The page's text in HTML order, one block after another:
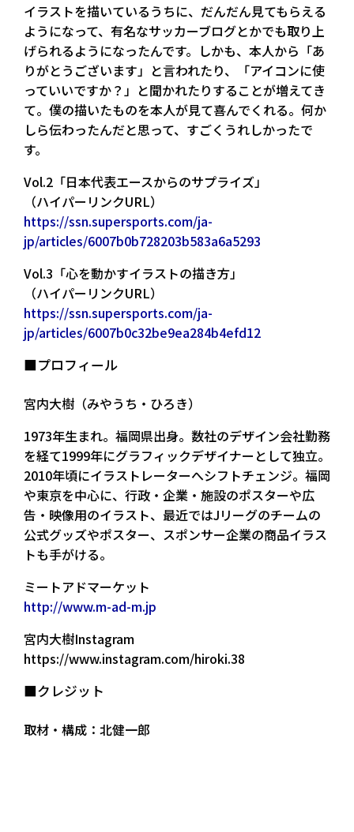
イラストを描いているうちに、だんだん見てもらえる
ようになって、有名なサッカーブログとかでも取り上
げられるようになったんです。しかも、本人から「あ
りがとうございます」と言われたり、「アイコンに使
っていいですか？」と聞かれたりすることが増えてき
て。僕の描いたものを本人が見て喜んでくれる。何か
しら伝わったんだと思って、すごくうれしかったで
す。
Vol.2「日本代表エースからのサプライズ」
（ハイパーリンクURL）
https://ssn.supersports.com/ja-
jp/articles/6007b0b728203b583a6a5293
Vol.3「心を動かすイラストの描き方」
（ハイパーリンクURL）
https://ssn.supersports.com/ja-
jp/articles/6007b0c32be9ea284b4efd12
■プロフィール
宮内大樹（みやうち・ひろき）
1973年生まれ。福岡県出身。数社のデザイン会社勤務
を経て1999年にグラフィックデザイナーとして独立。
2010年頃にイラストレーターへシフトチェンジ。福岡
や東京を中心に、行政・企業・施設のポスターや広
告・映像用のイラスト、最近ではJリーグのチームの
公式グッズやポスター、スポンサー企業の商品イラス
トも手がける。
ミートアドマーケット
http://www.m-ad-m.jp
宮内大樹Instagram
https://www.instagram.com/hiroki.38
■クレジット
取材・構成：北健一郎